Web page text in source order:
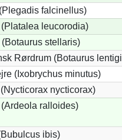
falcinellus)
leucorodia)
stellaris)
Rørdrum (Botaurus
(Ixobrychus minutus)
nycticorax)
ralloides)
ibis)